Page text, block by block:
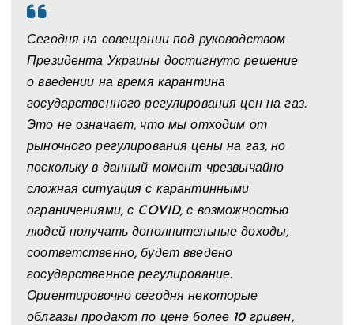
Сегодня на совещании под руководством
Президента Украины достигнуто решение
о введении на время карантина
государственного регулирования цен на газ.
Это не означает, что мы отходим от
рыночного регулирования цены на газ, но
поскольку в данный момент чрезвычайно
сложная ситуация с карантинными
ограничениями, с COVID, с возможностью
людей получать дополнительные доходы,
соответственно, будет введено
государственное регулирование.
Ориентировочно сегодня некоторые
облгазы продают по цене более 10 гривен,